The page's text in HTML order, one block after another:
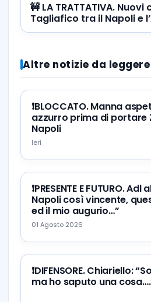
🚧 LA TRATTATIVA.
Tagliafico tra il Napoli e
guarda l’argentino in
Altre notizie da leggere
❗️BLOCCATO. Manna
azzurro prima di portare
Napoli
Ieri
❗️PRESENTE E FUTURO.
Napoli così vincente,
ed il mio augurio…”
01 Agosto 2026
❗️DIFENSORE. Chiariello:
ma ho saputo una